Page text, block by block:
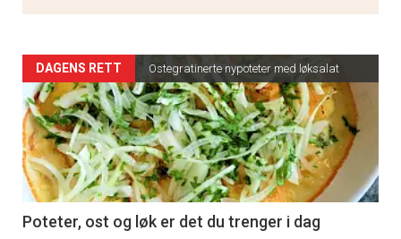
Artikler
detail
-
section
11
DAGENS RETT Ostegratinerte nypoteter med løksalat
Poteter, ost og løk er det du trenger i dag